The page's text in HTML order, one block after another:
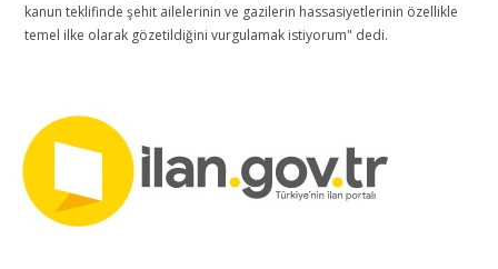
kanun teklifinde şehit ailelerinin ve gazilerin hassasiyetlerinin özellikle
temel ilke olarak gözetildiğini vurgulamak istiyorum" dedi.